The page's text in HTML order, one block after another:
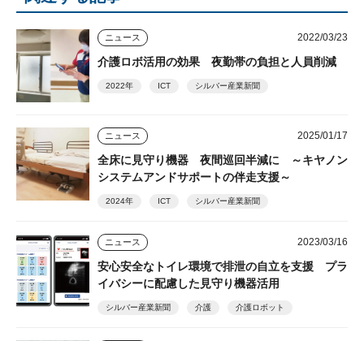
ニュース 2022/03/23
介護ロボ活用の効果 夜勤帯の負担と人員削減
2022年 ICT シルバー産業新聞
ニュース 2025/01/17
全床に見守り機器 夜間巡回半減に ～キヤノン
システムアンドサポートの伴走支援～
2024年 ICT シルバー産業新聞
ニュース 2023/03/16
安心安全なトイレ環境で排泄の自立を支援 プラ
イバシーに配慮した見守り機器活用
シルバー産業新聞 介護 介護ロボット